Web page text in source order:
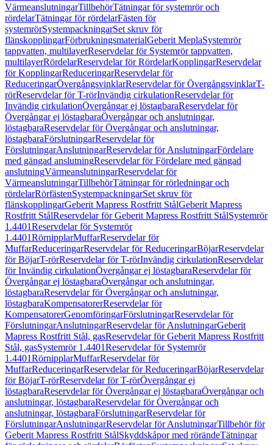
VärmeanslutningarTillbehörTätningar för systemrör och
rördelarTätningar för rördelarFästen för
systemrörSystempackningarSet skruv för
flänskopplingarFörbrukningsmaterialGeberit MeplaSystemrör
tappvatten, multilayerReservdelar för Systemrör tappvatten,
multilayerRördelarReservdelar för RördelarKopplingarReservdelar
för KopplingarReduceringarReservdelar för
ReduceringarÖvergångsvinklarReservdelar för ÖvergångsvinklarT-
rörReservdelar för T-rörInvändig cirkulationReservdelar för
Invändig cirkulationÖvergångar ej löstagbaraReservdelar för
Övergångar ej löstagbaraÖvergångar och anslutningar,
löstagbaraReservdelar för Övergångar och anslutningar,
löstagbaraFörslutningarReservdelar för
FörslutningarAnslutningarReservdelar för AnslutningarFördelare
med gängad anslutningReservdelar för Fördelare med gängad
anslutningVärmeanslutningarReservdelar för
VärmeanslutningarTillbehörTätningar för rörledningar och
rördelarRörfästenSystempackningarSet skruv för
flänskopplingarGeberit Mapress Rostfritt StålGeberit Mapress
Rostfritt StålReservdelar för Geberit Mapress Rostfritt StålSystemrör
1.4401Reservdelar för Systemrör
1.4401RörnipplarMuffarReservdelar för
MuffarReduceringarReservdelar för ReduceringarBöjarReservdelar
för BöjarT-rörReservdelar för T-rörInvändig cirkulationReservdelar
för Invändig cirkulationÖvergångar ej löstagbaraReservdelar för
Övergångar ej löstagbaraÖvergångar och anslutningar,
löstagbaraReservdelar för Övergångar och anslutningar,
löstagbaraKompensatorerReservdelar för
KompensatorerGenomföringarFörslutningarReservdelar för
FörslutningarAnslutningarReservdelar för AnslutningarGeberit
Mapress Rostfritt Stål, gasReservdelar för Geberit Mapress Rostfritt
Stål, gasSystemrör 1.4401Reservdelar för Systemrör
1.4401RörnipplarMuffarReservdelar för
MuffarReduceringarReservdelar för ReduceringarBöjarReservdelar
för BöjarT-rörReservdelar för T-rörÖvergångar ej
löstagbaraReservdelar för Övergångar ej löstagbaraÖvergångar och
anslutningar, löstagbaraReservdelar för Övergångar och
anslutningar, löstagbaraFörslutningarReservdelar för
FörslutningarAnslutningarReservdelar för AnslutningarTillbehör för
Geberit Mapress Rostfritt StålSkyddskåpor med rörändeTätningar